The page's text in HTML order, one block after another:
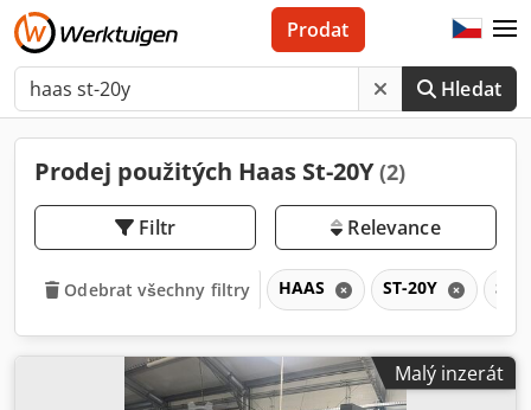
Hledat
Prodat
Prodej použitých Haas St-20Y(2)
Filtr Relevance
Odebrat všechny filtry HAAS ST-20Y ST
Malý inzerát